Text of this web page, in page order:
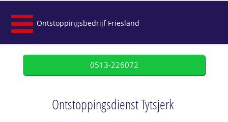
Ontstoppingsbedrijf Friesland
0513-226072
Ontstoppingsdienst Tytsjerk